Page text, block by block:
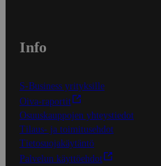
Info
S-Business yrityksille
Oiva-raportit
Osuuskauppojen yhteystiedot
Tilaus- ja toimitusehdot
Tietosuojakäytäntö
Palvelun käyttöehdot